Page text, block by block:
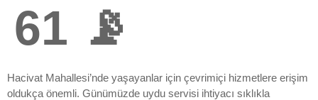
61 📡
Hacivat Mahallesi’nde yaşayanlar için çevrimiçi hizmetlere erişim
oldukça önemli. Günümüzde uydu servisi ihtiyacı sıklıkla